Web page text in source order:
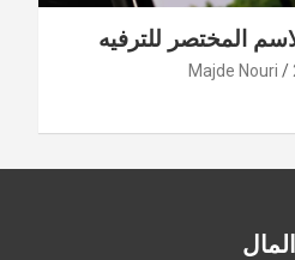
المختصر للترفيه
Majde Nouri